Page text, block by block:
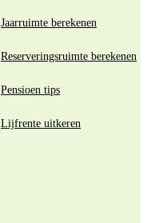
Jaarruimte berekenen
Reserveringsruimte berekenen
Pensioen tips
Lijfrente uitkeren